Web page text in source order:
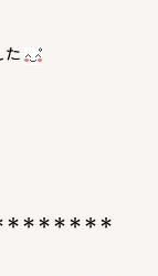
た
＊＊＊＊＊＊